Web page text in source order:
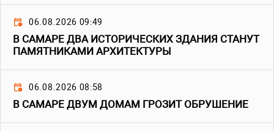
06.08.2026 09:49
В САМАРЕ ДВА ИСТОРИЧЕСКИХ ЗДАНИЯ СТАНУТ
ПАМЯТНИКАМИ АРХИТЕКТУРЫ
06.08.2026 08:58
В САМАРЕ ДВУМ ДОМАМ ГРОЗИТ ОБРУШЕНИЕ